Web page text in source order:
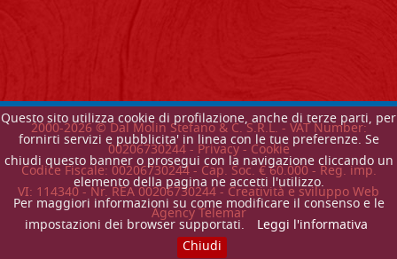
Questo sito utilizza cookie di profilazione, anche di terze parti, per
fornirti servizi e pubblicita' in linea con le tue preferenze. Se
chiudi questo banner o prosegui con la navigazione cliccando un
elemento della pagina ne accetti l'utilizzo.
Per maggiori informazioni su come modificare il consenso e le
impostazioni dei browser supportati.
Leggi l'informativa
Chiudi
2000-2026© Dal Molin Stefano & C. S.R.L. - VAT Number:
00206730244 - Privacy-Cookie
Codice Fiscale: 00206730244 - Cap. Soc. € 60.000 - Reg. imp.
VI: 114340 - Nr. REA 00206730244 - Creatività e sviluppo Web
Agency Telemar